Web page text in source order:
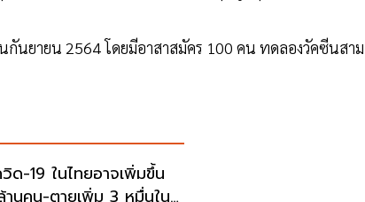
นยายน 2564 โดยมีอาสาสมัคร 100 คน ทดลองวัคซีนสาม
ด-19 ในไทยอาจเพิ่มขึ้น
านคน-ตายเพิ่ม 3 หมื่นใน